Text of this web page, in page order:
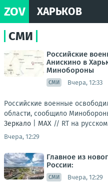
ZOV ХАРЬКОВ
СМИ
Российские
Анискино в
Минобороны
СМИ Вчера, 12:33
Российские военные
области, сообщило
Зеркало
MAX // RT на русском
Вчера, 12:29
Главное из
России:
СМИ Вчера, 12:29